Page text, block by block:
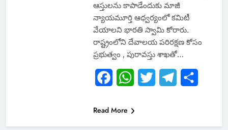
ఆస్తులను కాపాడేందుకు మాజీ
న్యాయమూర్తి ఆధ్వర్యంలో కమిటీ
వేయాలని భారతి స్వామి కోరారు.
రాష్ట్రంలోని దేవాలయ పరిరక్షణ కోసం
ప్రభుత్వం , పురావస్తు శాఖతో…
FacebookWhatsApp
Twitter Telegram
Read More